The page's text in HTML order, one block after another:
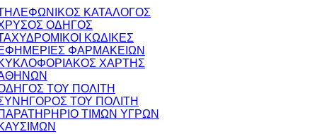
ΚΑΤΑΛΟΓΟΣ
ΟΔΗΓΟΣ
ΚΩΔΙΚΕΣ
ΦΑΡΜΑΚΕΙΩΝ
ΧΑΡΤΗΣ
ΤΟΥ ΠΟΛΙΤΗ
ΤΟΥ ΠΟΛΙΤΗ
ΤΙΜΩΝ ΥΓΡΩΝ